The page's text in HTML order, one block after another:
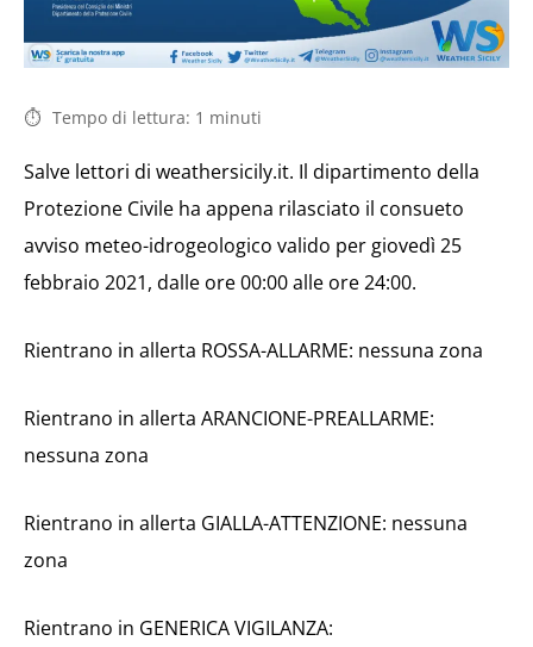
Tempo di lettura: 1 minuti
Salve lettori di weathersicily.it. Il dipartimento della
Protezione Civile ha appena rilasciato il consueto
avviso meteo-idrogeologico valido per giovedì 25
febbraio 2021, dalle ore 00:00 alle ore 24:00.
Rientrano in allerta ROSSA-ALLARME: nessuna zona
Rientrano in allerta ARANCIONE-PREALLARME:
nessuna zona
Rientrano in allerta GIALLA-ATTENZIONE: nessuna
zona
Rientrano in GENERICA VIGILANZA: